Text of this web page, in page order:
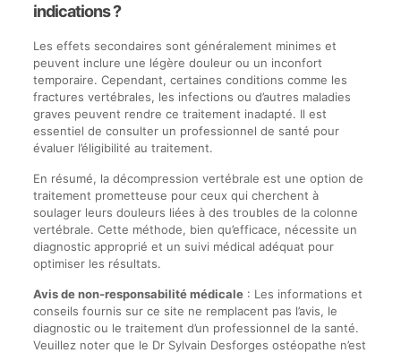
indications ?
Les effets secondaires sont généralement minimes et
peuvent inclure une légère douleur ou un inconfort
temporaire. Cependant, certaines conditions comme les
fractures vertébrales, les infections ou d’autres maladies
graves peuvent rendre ce traitement inadapté. Il est
essentiel de consulter un professionnel de santé pour
évaluer l’éligibilité au traitement.
En résumé, la décompression vertébrale est une option de
traitement prometteuse pour ceux qui cherchent à
soulager leurs douleurs liées à des troubles de la colonne
vertébrale. Cette méthode, bien qu’efficace, nécessite un
diagnostic approprié et un suivi médical adéquat pour
optimiser les résultats.
Avis de non-responsabilité médicale: Les informations et
conseils fournis sur ce site ne remplacent pas l’avis, le
diagnostic ou le traitement d’un professionnel de la santé.
Veuillez noter que le Dr Sylvain Desforges ostéopathe n’est